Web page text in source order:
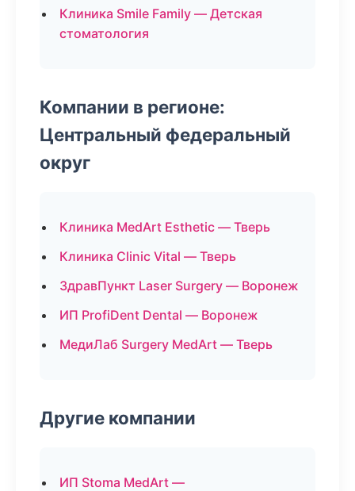
Клиника Smile Family — Детская
стоматология
Компании в регионе:
Центральный федеральный
округ
Клиника MedArt Esthetic — Тверь
Клиника Clinic Vital — Тверь
ЗдравПункт Laser Surgery — Воронеж
ИП ProfiDent Dental — Воронеж
МедиЛаб Surgery MedArt — Тверь
Другие компании
ИП Stoma MedArt —